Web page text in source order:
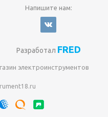
Напишите нам:
Разработал FRED
электроинструментов